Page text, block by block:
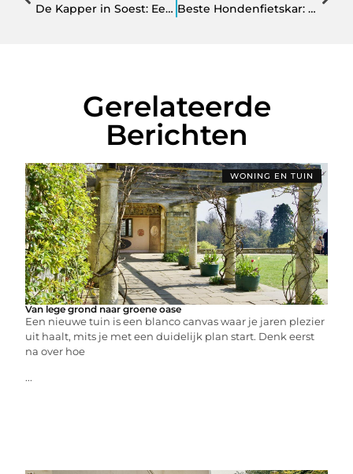
De Kapper in Soest: Een Stijlvolle Make-over bij Lifestyle Salon We Care Beste Hondenfietskar: Veilig en Comfortabel Vervoer voor Jouw Hond
Gerelateerde
Berichten
WONING EN TUIN
Van lege grond naar groene oase
Een nieuwe tuin is een blanco canvas waar je jaren plezier
uit haalt, mits je met een duidelijk plan start. Denk eerst
na over hoe
...